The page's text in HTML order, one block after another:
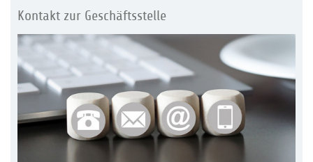
Kontakt zur Geschäftsstelle